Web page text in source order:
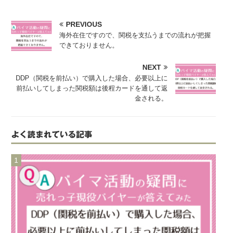
PREVIOUS
海外在住ですので、関税を支払うまでの流れが把握
できておりません。
NEXT
DDP（関税を前払い）で購入した場合、必要以上に
前払いしてしまった関税額は後程カードを通して返
金される。
よく読まれている記事